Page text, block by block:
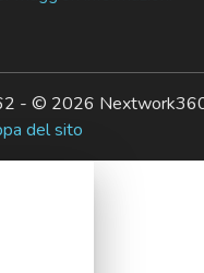
- © 2026
del sito